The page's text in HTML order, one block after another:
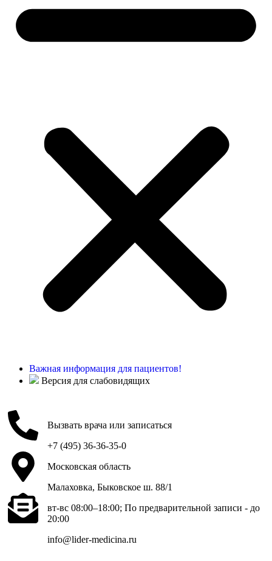
Важная информация для пациентов!
Версия для слабовидящих
Вызвать врача или записаться
+7 (495) 36-36-35-0
Московская область
Малаховка, Быковское ш. 88/1
вт-вс 08:00–18:00; По предварительной записи - до
20:00
info@lider-medicina.ru